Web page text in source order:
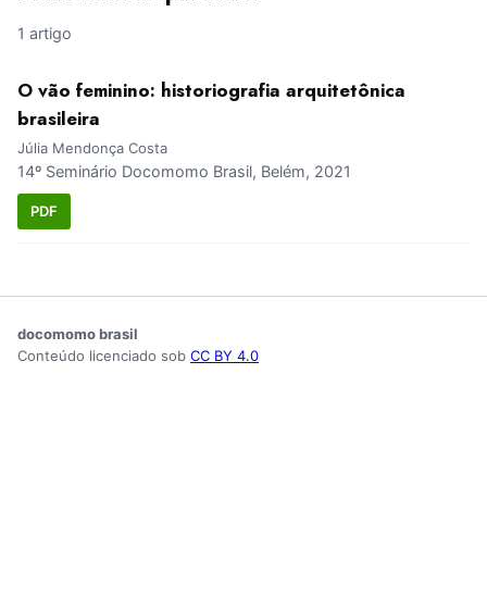
1 artigo
O vão feminino: historiografia arquitetônica
brasileira
Júlia Mendonça Costa
14º Seminário Docomomo Brasil, Belém, 2021
PDF
docomomo brasil
Conteúdo licenciado sob CC BY 4.0